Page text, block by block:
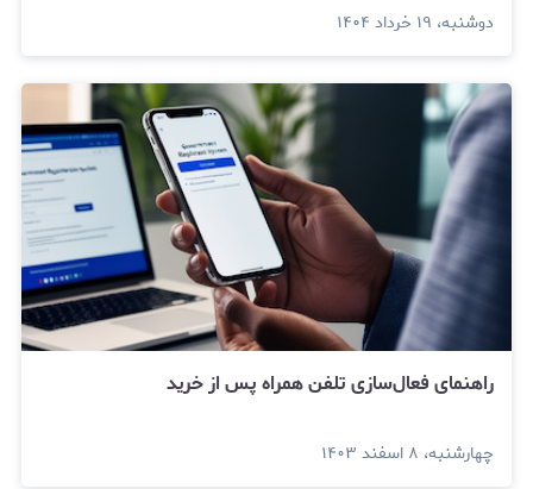
دوشنبه، ۱۹ خرداد ۱۴۰۴
راهنمای فعال‌سازی تلفن همراه پس از خرید
چهارشنبه، ۸ اسفند ۱۴۰۳